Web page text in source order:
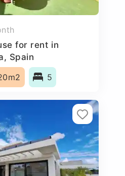
for rent in
Spain
5